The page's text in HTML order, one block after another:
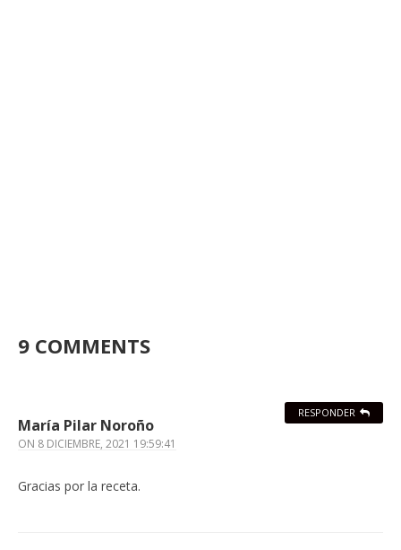
9 COMMENTS
María Pilar Noroño
ON 8 DICIEMBRE, 2021 19:59:41
Gracias por la receta.
RESPONDER